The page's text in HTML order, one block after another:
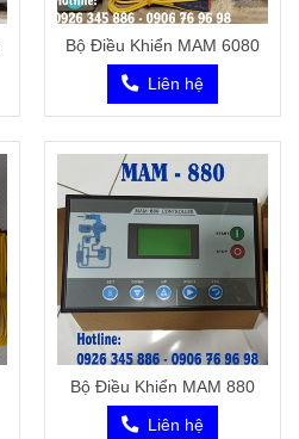
Bộ Điều Khiển MAM 6080
Liên hệ
Bộ Điều Khiển MAM 880
Liên hệ